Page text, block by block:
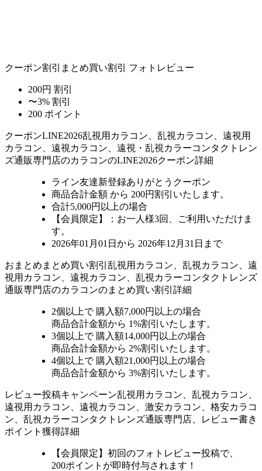
クーポン割引 まとめ買い割引 フォトレビュー
200円 割引
〜3% 割引
200 ポイント
クーポンLINE2026乱視用カラコン、乱視カラコン、遠視用
カラコン、遠視カラコン、遠視・乱視カラーコンタクトレン
ズ通販専門店のカラコンのLINE2026クーポン詳細
ライン友達新登録ありがとうクーポン
商品合計金額 から 200円割引 いたします。
合計5,000円以上の場合
【会員限定】：お一人様3回
、ご利用いただけま
す。
2026年01月01日から 2026年12月31日まで
おまとめ まとめ買い割引 乱視用カラコン、乱視カラコン、遠
視用カラコン、遠視カラコン、乱視カラーコンタクトレンズ
通販専門店のカラコンのまとめ買い割引詳細
2個 以上で 購入額7,000円以上の場合
商品合計金額から 1%割引いたします。
3個 以上で 購入額14,000円以上の場合
商品合計金額から 2%割引いたします。
4個 以上で 購入額21,000円以上の場合
商品合計金額から 3%割引いたします。
レビュー投稿キャンペーン乱視用カラコン、乱視カラコン、
遠視用カラコン、遠視カラコン、激安カラコン、格安カラコ
ン、乱視カラーコンタクトレンズ通販専門店、レビュー書き
ポイント獲得詳細
【会員限定】初回のフォトレビュー投稿で、
200ポイント が即時付与されます！